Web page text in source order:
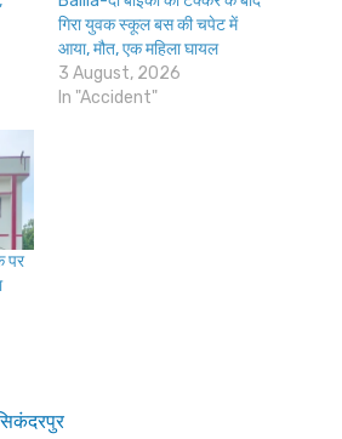
गिरा युवक स्कूल बस की चपेट में
आया, मौत, एक महिला घायल
3 August, 2026
In "Accident"
पर